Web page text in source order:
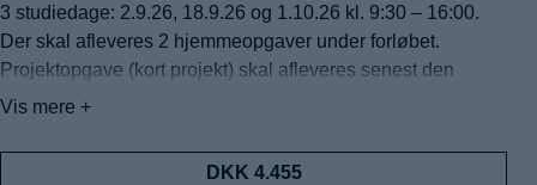
Vis mere +
3 studiedage: 2.9.26, 18.9.26 og 1.10.26 kl. 9:30 – 16:00.
Der skal afleveres 2 hjemmeopgaver under forløbet.
Projektopgave (kort projekt) skal afleveres senest den
21.10.26 kl. 12:00. Faget afsluttes med mundtlig eksamen
dage i uge 45 – eksamensdatoer oplyses ca. 3 uger før
DKK 4.455